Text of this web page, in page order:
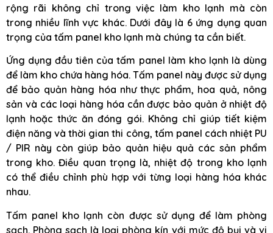
rộng rãi không chỉ trong việc làm kho lạnh mà còn
trong nhiều lĩnh vực khác. Dưới đây là 6 ứng dụng quan
trọng của tấm panel kho lạnh mà chúng ta cần biết.
Ứng dụng đầu tiên của tấm panel làm kho lạnh là dùng
để làm kho chứa hàng hóa. Tấm panel này được sử dụng
để bảo quản hàng hóa như thực phẩm, hoa quả, nông
sản và các loại hàng hóa cần được bảo quản ở nhiệt độ
lạnh hoặc thức ăn đóng gói. Không chỉ giúp tiết kiệm
điện năng và thời gian thi công, tấm panel cách nhiệt PU
/ PIR này còn giúp bảo quản hiệu quả các sản phẩm
trong kho. Điều quan trọng là, nhiệt độ trong kho lạnh
có thể điều chỉnh phù hợp với từng loại hàng hóa khác
nhau.
Tấm panel kho lạnh còn được sử dụng để làm phòng
sạch. Phòng sạch là loại phòng kín với mức độ bụi và vi